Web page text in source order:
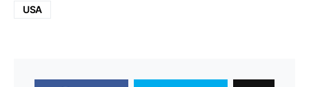
USA